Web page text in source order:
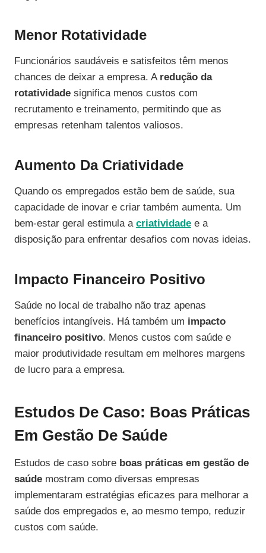
Menor Rotatividade
Funcionários saudáveis e satisfeitos têm menos
chances de deixar a empresa. A redução da
rotatividade significa menos custos com
recrutamento e treinamento, permitindo que as
empresas retenham talentos valiosos.
Aumento Da Criatividade
Quando os empregados estão bem de saúde, sua
capacidade de inovar e criar também aumenta. Um
bem-estar geral estimula a criatividade e a
disposição para enfrentar desafios com novas ideias.
Impacto Financeiro Positivo
Saúde no local de trabalho não traz apenas
benefícios intangíveis. Há também um impacto
financeiro positivo. Menos custos com saúde e
maior produtividade resultam em melhores margens
de lucro para a empresa.
Estudos De Caso: Boas Práticas
Em Gestão De Saúde
Estudos de caso sobre boas práticas em gestão de
saúde mostram como diversas empresas
implementaram estratégias eficazes para melhorar a
saúde dos empregados e, ao mesmo tempo, reduzir
custos com saúde.